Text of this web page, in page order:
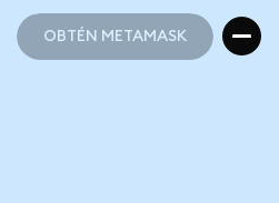
OBTÉN METAMASK